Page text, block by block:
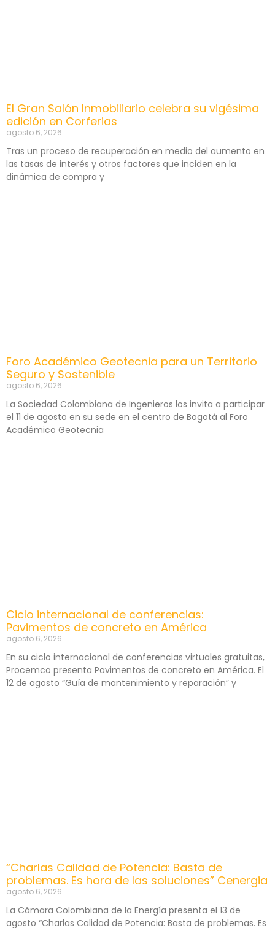
El Gran Salón Inmobiliario celebra su vigésima
edición en Corferias
agosto 6, 2026
Tras un proceso de recuperación en medio del aumento en
las tasas de interés y otros factores que inciden en la
dinámica de compra y
Foro Académico Geotecnia para un Territorio
Seguro y Sostenible
agosto 6, 2026
La Sociedad Colombiana de Ingenieros los invita a participar
el 11 de agosto en su sede en el centro de Bogotá al Foro
Académico Geotecnia
Ciclo internacional de conferencias:
Pavimentos de concreto en América
agosto 6, 2026
En su ciclo internacional de conferencias virtuales gratuitas,
Procemco presenta Pavimentos de concreto en América. El
12 de agosto “Guía de mantenimiento y reparación” y
“Charlas Calidad de Potencia: Basta de
problemas. Es hora de las soluciones” Cenergia
agosto 6, 2026
La Cámara Colombiana de la Energía presenta el 13 de
agosto “Charlas Calidad de Potencia: Basta de problemas. Es